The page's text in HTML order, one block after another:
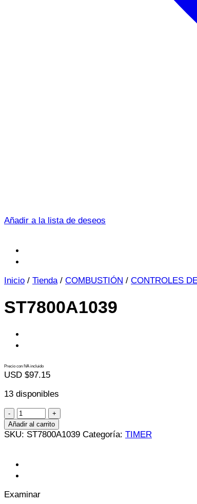
Añadir a la lista de deseos
Inicio / Tienda / COMBUSTIÓN / CONTROLES
ST7800A1039
Precio con IVA incluido
USD $97.15
13 disponibles
ST7800A1039
cantidad
Añadir al carrito
SKU: ST7800A1039 Categoría: TIMER
Examinar